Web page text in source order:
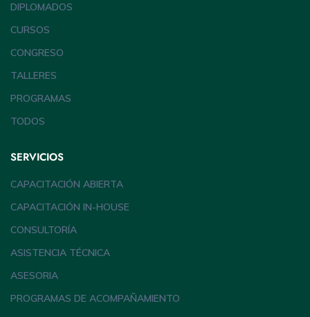
DIPLOMADOS
CURSOS
CONGRESO
TALLERES
PROGRAMAS
TODOS
SERVICIOS
CAPACITACIÓN ABIERTA
CAPACITACIÓN IN-HOUSE
CONSULTORÍA
ASISTENCIA TÉCNICA
ASESORIA
PROGRAMAS DE ACOMPAÑAMIENTO